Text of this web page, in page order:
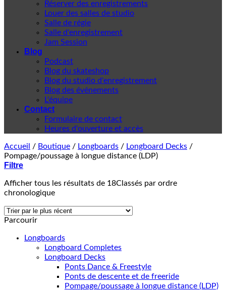
Réserver des enregistrements
Louer des salles de studio
Salle de régie
Salle d'enregistrement
Jam Session
Blog
Podcast
Blog du skateshop
Blog du studio d'enregistrement
Blog des événements
L'équipe
Contact
Formulaire de contact
Heures d'ouverture et accès
Accueil / Boutique / Longboards / Longboard Decks /
Pompage/poussage à longue distance (LDP)
Filtre
Afficher tous les résultats de 18Classés par ordre
chronologique
Parcourir
Longboards
Longboard Completes
Longboard Decks
Ponts Dance & Freestyle
Ponts de descente et de freeride
Pompage/poussage à longue distance (LDP)